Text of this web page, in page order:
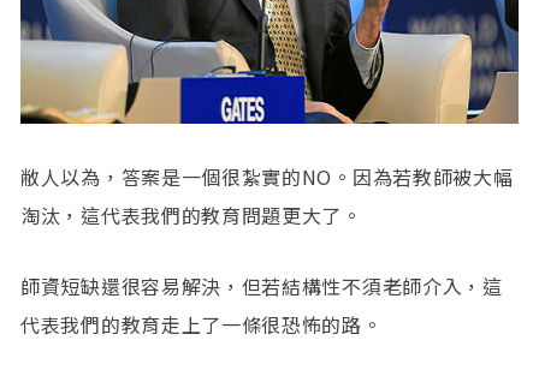
敝人以為，答案是一個很紮實的​NO​。因為若教師被大幅
淘汰，這代表我們的教育問題更大了。
師資短缺還很容易解決，但若結構性不須老師介入，這
代表我們的教育走上了一條很恐怖的路。